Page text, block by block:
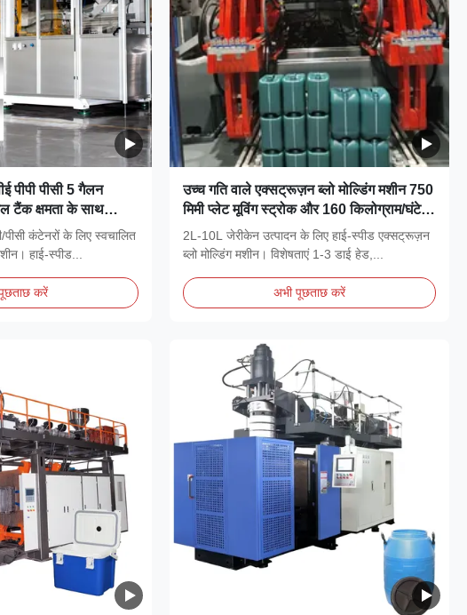
पीपी पीसी 5 गैलन
टैंक क्षमता के साथ
ब्लो मोल्डिंग
पीसी कंटेनरों के लिए स्वचालित
हाई-स्पीड...
करें
उच्च गति वाले एक्सट्रूज़न ब्लो मोल्डिंग मशीन 750
मिमी प्लेट मूविंग स्ट्रोक और 160 किलोग्राम/घंटे के
आउटपुट के साथ जेरीकन उत्पादन के लिए
2L-10L जेरीकेन उत्पादन के लिए हाई-स्पीड एक्सट्रूज़न
ब्लो मोल्डिंग मशीन। विशेषताएं 1-3 डाई हेड,...
अभी पूछताछ करें